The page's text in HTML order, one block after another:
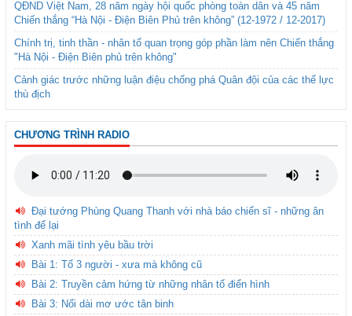
QĐND Việt Nam, 28 năm ngày hội quốc phòng toàn dân và 45 năm
Chiến thắng “Hà Nội - Điện Biên Phủ trên không” (12-1972 / 12-2017)
Chính trị, tinh thần - nhân tố quan trọng góp phần làm nên Chiến thắng
"Hà Nội - Điện Biên phủ trên không"
Cảnh giác trước những luận điệu chống phá Quân đội của các thế lực
thù địch
CHƯƠNG TRÌNH RADIO
Đại tướng Phùng Quang Thanh với nhà báo chiến sĩ - những ân
tình để lại
Xanh mãi tình yêu bầu trời
Bài 1: Tổ 3 người - xưa mà không cũ
Bài 2: Truyền cảm hứng từ những nhân tố điển hình
Bài 3: Nối dài mơ ước tân binh